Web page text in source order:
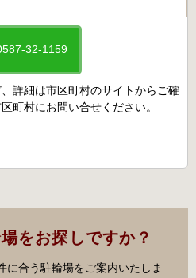
32-1159
詳細は市区町村のサイトからご確
町村にお問い合せください。
をお探しですか？
に合う駐輪場をご案内いたしま